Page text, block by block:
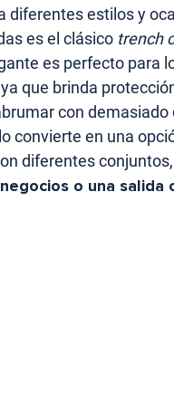
diferentes estilos y
es el clásico trench
es perfecto para
que brinda
con demasiado
convierte en una
diferentes
negocios o una salida